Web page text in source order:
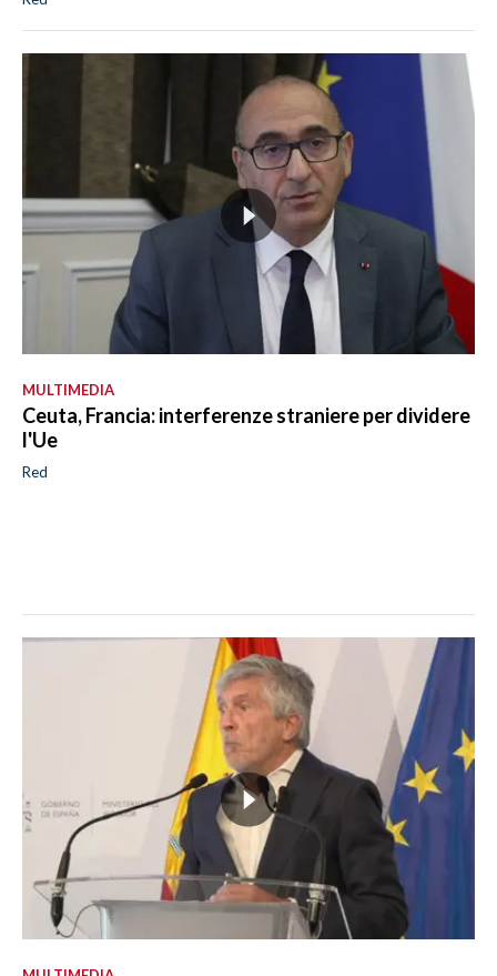
MULTIMEDIA
Ceuta, Francia: interferenze straniere per dividere
l'Ue
Red